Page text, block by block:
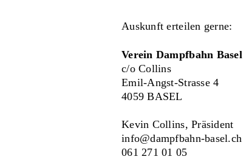
Auskunft erteilen gerne:
Verein Dampfbahn Basel
c/o Collins
Emil-Angst-Strasse 4
4059 BASEL
Kevin Collins, Präsident
info@dampfbahn-basel.ch
061 271 01 05